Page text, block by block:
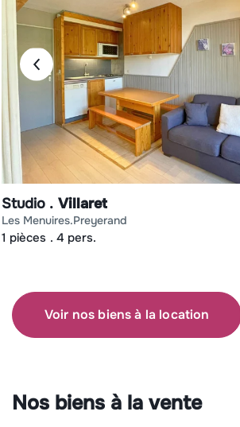
Studio Villaret
les menuires preyerand
1 pièces 4 pers.
Voir nos biens à la location
Nos biens à la vente